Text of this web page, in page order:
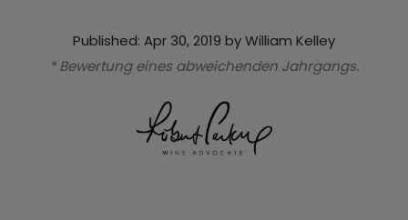
Published: Apr 30, 2019 by William Kelley
* Bewertung eines abweichenden Jahrgangs.